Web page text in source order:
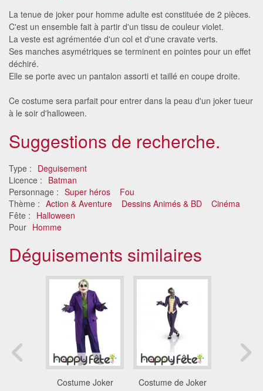
La tenue de joker pour homme adulte est constituée de 2 pièces.
C'est un ensemble fait à partir d'un tissu de couleur violet.
La veste est agrémentée d'un col et d'une cravate verts.
Ses manches asymétriques se terminent en pointes pour un effet
déchiré.
Elle se porte avec un pantalon assorti et taillé en coupe droite.
Ce costume sera parfait pour entrer dans la peau d'un joker tueur
à le soir d'halloween.
Suggestions de recherche.
Type : Deguisement
Licence : Batman
Personnage : Super héros
Fou
Thème : Action & Aventure Dessins Animés & BD
Cinéma
Fête : Halloween
Pour Homme
Déguisements similaires
Costume Joker
Costume de Joker